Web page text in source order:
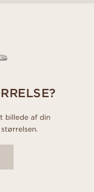
billede af din